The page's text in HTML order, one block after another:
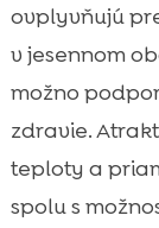
ovplyvňujú
v jesennom
možno
zdravie.
teploty a
spolu s